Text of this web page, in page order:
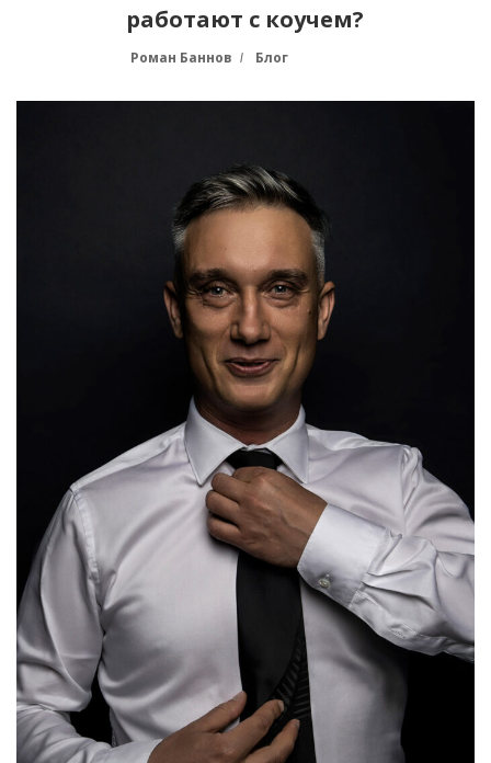
работают с коучем?
Роман Баннов Блог